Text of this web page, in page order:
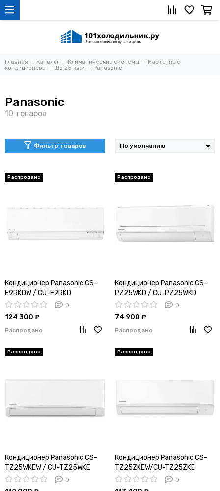
Главная Каталог Климатические системы
Настенные
кондиционеры
До 25 кв.м Panasonic
Panasonic
Фильтр товаров
Кондиционер Panasonic CS-
E9RKDW / CU-E9RKD
0
124 300 ₽
Распродано
Кондиционер Panasonic CS-
PZ25WKD / CU-PZ25WKD
0
74 900 ₽
Распродано
Кондиционер Panasonic CS-
TZ25WKEW / CU-TZ25WKE
0
Кондиционер Panasonic CS-
TZ25ZKEW/CU-TZ25ZKE
0